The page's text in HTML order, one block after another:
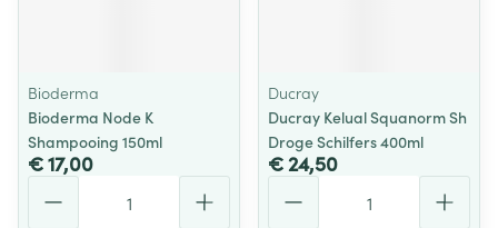
Bioderma
Bioderma Node K
Shampooing 150ml
€ 17,00
Ducray
Ducray Kelual Squanorm Sh
Droge Schilfers 400ml
€ 24,50